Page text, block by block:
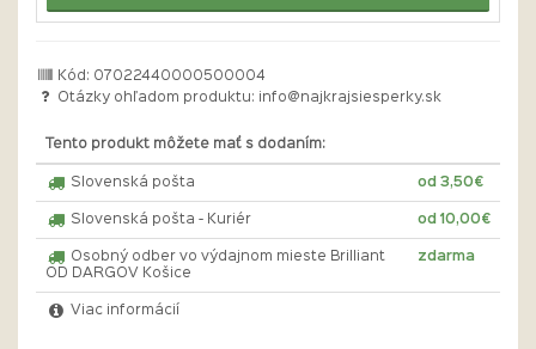
Kód: 07022440000500004
Otázky ohľadom produktu:
info@najkrajsiesperky.sk
Tento produkt môžete mať s dodaním:
Slovenská pošta od 3,50€
Slovenská pošta - Kuriér od 10,00€
Osobný odber vo výdajnom mieste Brilliant
OD DARGOV Košice
zdarma
Viac informácií